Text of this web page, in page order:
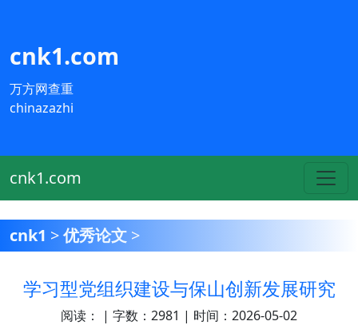
cnk1.com
万方网查重
chinazazhi
cnk1.com
cnk1 >优秀论文 >
学习型党组织建设与保山创新发展研究
阅读： | 字数：2981 | 时间：2026-05-02